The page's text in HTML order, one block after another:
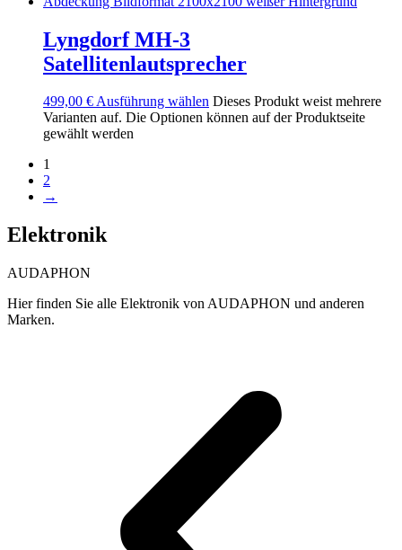
Lyngdorf MH-3
Satellitenlautsprecher
499,00 €Ausführung wählen Dieses Produkt weist mehrere
Varianten auf. Die Optionen können auf der Produktseite
gewählt werden
1
2
→
Elektronik
AUDAPHON
Hier finden Sie alle Elektronik von AUDAPHON und anderen
Marken.